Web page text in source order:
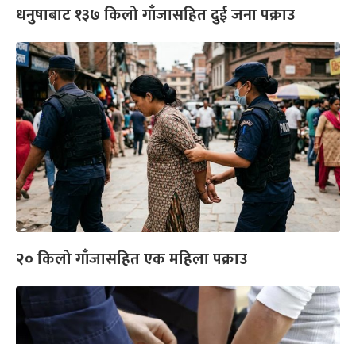
धनुषाबाट १३७ किलो गाँजासहित दुई जना पक्राउ
‍२० किलो गाँजासहित एक महिला पक्राउ